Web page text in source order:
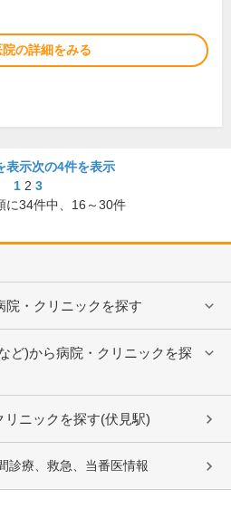
院の詳細をみる
表示次の4件を表示
1 2 3
に34件中、 16～30件
院・クリニックを探す
ど)から病院・クリニックを探
ニックを探す(伏見駅)
診療、救急、当番医情報